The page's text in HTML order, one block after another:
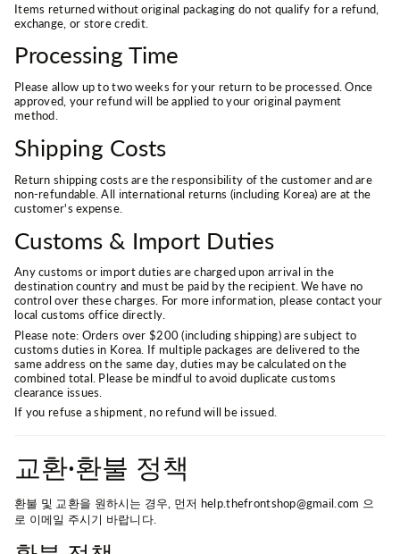
Items returned without original packaging do not qualify for a refund,
exchange, or store credit.
Processing Time
Please allow up to two weeks for your return to be processed. Once
approved, your refund will be applied to your original payment
method.
Shipping Costs
Return shipping costs are the responsibility of the customer and are
non-refundable. All international returns (including Korea) are at the
customer's expense.
Customs & Import Duties
Any customs or import duties are charged upon arrival in the
destination country and must be paid by the recipient. We have no
control over these charges. For more information, please contact your
local customs office directly.
Please note: Orders over $200 (including shipping) are subject to
customs duties in Korea. If multiple packages are delivered to the
same address on the same day, duties may be calculated on the
combined total. Please be mindful to avoid duplicate customs
clearance issues.
If you refuse a shipment, no refund will be issued.
교환·환불 정책
환불 및 교환을 원하시는 경우, 먼저 help.thefrontshop@gmail.com 으
로 이메일 주시기 바랍니다.